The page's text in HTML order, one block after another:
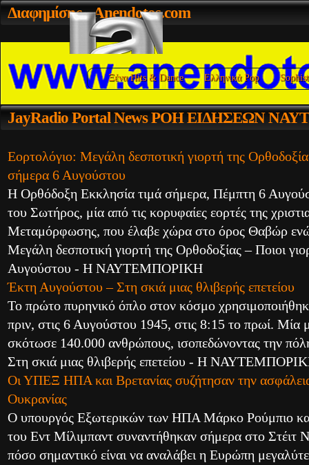
Ξένα Hits & Dance Ελληνικά Pop
Διαφημίσης- Anendotos.com
JayRadioPortal News ΡΟΗ ΕΙΔΗΣΕΩΝ
Εορτολόγιο: Μεγάλη δεσποτική γιορτή της
σήμερα 6 Αυγούστου
Η Ορθόδοξη Εκκλησία τιμά σήμερα, Πέμπτη 6
του Σωτήρος, μία από τις κορυφαίες εορτές της
Μεταμόρφωσης, που έλαβε χώρα στο όρος Θαβώρ
Μεγάλη δεσποτική γιορτή της Ορθοδοξίας – Ποιοι
Αυγούστου - Η ΝΑΥΤΕΜΠΟΡΙΚΗ
Έκτη Αυγούστου – Στη σκιά μιας θλιβερής επετείου
Το πρώτο πυρηνικό όπλο στον κόσμο
πριν, στις 6 Αυγούστου 1945, στις 8:15 το πρωί. Μία
σκότωσε 140.000 ανθρώπους, ισοπεδώνοντας την
Στη σκιά μιας θλιβερής επετείου - Η
Οι ΥΠΕΞ ΗΠΑ και Βρετανίας συζήτησαν την
Ουκρανίας
Ο υπουργός Εξωτερικών των ΗΠΑ Μάρκο Ρούμπιο
του Εντ Μίλιμπαντ συναντήθηκαν σήμερα στο Στέιτ
πόσο σημαντικό είναι να αναλάβει η Ευρώπη